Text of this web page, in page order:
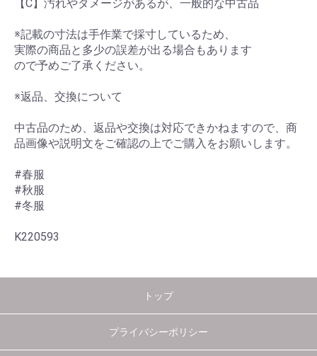
【C】汚れやダメージがあるが、一般的な中古品
※記載の寸法は手作業で採寸しているため、
実際の商品と多少の誤差が出る場合もあります
ので予めご了承ください。
※返品、交換について
中古品のため、返品や交換は対応できかねますので、商
品画像や説明文をご確認の上でご購入をお願いします。
#春服
#秋服
#冬服
K220593
トップ
プライバシーポリシー